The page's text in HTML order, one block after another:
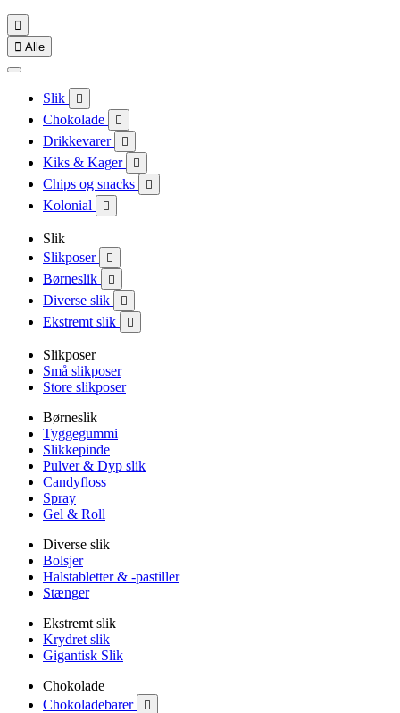

 Alle
Slik 
Chokolade 
Drikkevarer 
Kiks & Kager 
Chips og snacks 
Kolonial 
Slik
Slikposer

Børneslik 
Diverse slik 
Ekstremt slik 
Slikposer
Små slikposer
Store slikposer
Børneslik
Tyggegummi
Slikkepinde
Pulver & Dyp slik
Candyfloss
Spray
Gel & Roll
Diverse slik
Bolsjer
Halstabletter & -pastiller
Stænger
Ekstremt slik
Krydret slik
Gigantisk Slik
Chokolade
Chokoladebarer
